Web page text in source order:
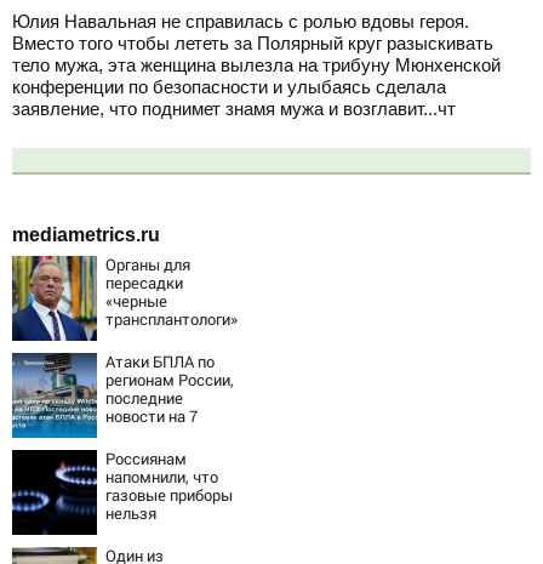
Юлия Навальная не справилась с ролью вдовы героя.
Вместо того чтобы лететь за Полярный круг разыскивать
тело мужа, эта женщина вылезла на трибуну Мюнхенской
конференции по безопасности и улыбаясь сделала
заявление, что поднимет знамя мужа и возглавит...чт
mediametrics.ru
Органы для
пересадки
«черные
трансплантологи»
живых пациентов
Атаки БПЛА по
регионам России,
последние
новости на 7
последствия,
атаки на склады
Wildberries,
состояние
пострадавших
Россиянам
напомнили, что
газовые приборы
нельзя
самостоятельно
Один из